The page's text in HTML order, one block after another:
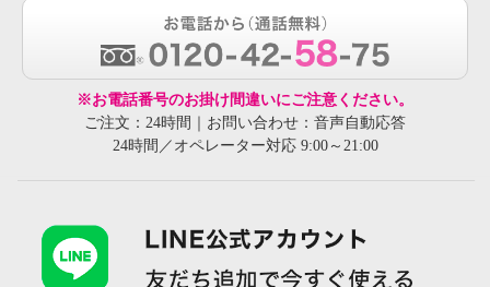
※お電話番号のお掛け間違いにご注意ください。
ご注文：24時間｜お問い合わせ：音声自動応答
24時間／オペレーター対応 9:00～21:00